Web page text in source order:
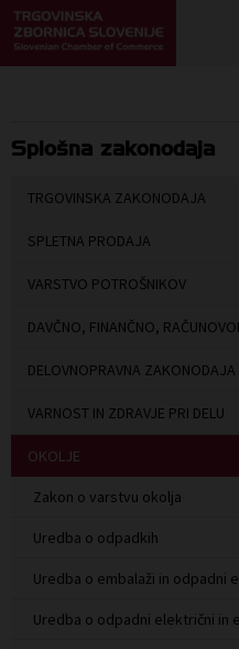
Splošna zakonodaja
TRGOVINSKA ZAKONODAJA
SPLETNA PRODAJA
VARSTVO POTROŠNIKOV
DAVČNO, FINANČNO,
DELOVNOPRAVNA ZAKONODAJA
VARNOST IN ZDRAVJE PRI DELU
OKOLJE
Zakon o varstvu okolja
Uredba o odpadkih
Uredba o embalaži in odpadni
Uredba o odpadni električni in